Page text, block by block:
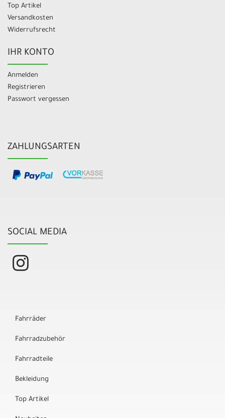
Top Artikel
Versandkosten
Widerrufsrecht
IHR KONTO
Anmelden
Registrieren
Passwort vergessen
ZAHLUNGSARTEN
SOCIAL MEDIA
Fahrräder
Fahrradzubehör
Fahrradteile
Bekleidung
Top Artikel